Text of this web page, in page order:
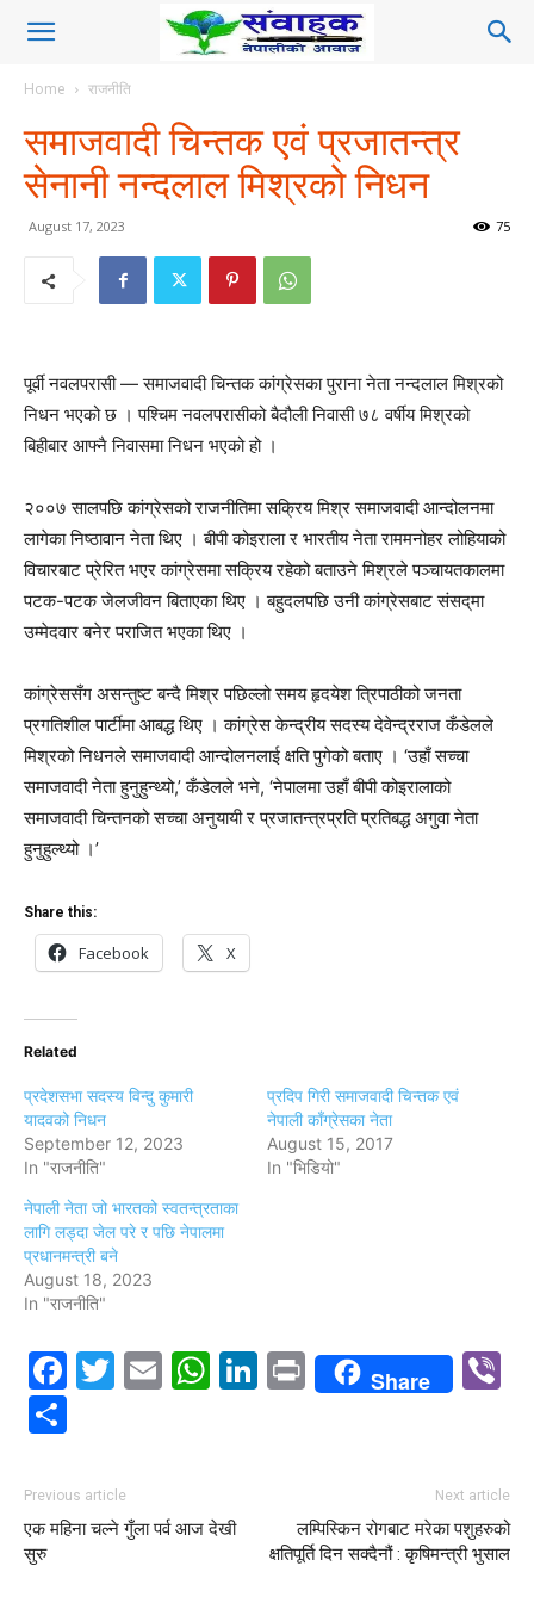
Home राजनीति
समाजवादी चिन्तक एवं प्रजातन्त्र
सेनानी नन्दलाल मिश्रको निधन
August 17, 2023 75
पूर्वी नवलपरासी — समाजवादी चिन्तक कांग्रेसका पुराना नेता नन्दलाल मिश्रको
निधन भएको छ । पश्चिम नवलपरासीको बैदौली निवासी ७८ वर्षीय मिश्रको
बिहीबार आफ्नै निवासमा निधन भएको हो ।
२००७ सालपछि कांग्रेसको राजनीतिमा सक्रिय मिश्र समाजवादी आन्दोलनमा
लागेका निष्ठावान नेता थिए । बीपी कोइराला र भारतीय नेता राममनोहर लोहियाको
विचारबाट प्रेरित भएर कांग्रेसमा सक्रिय रहेको बताउने मिश्रले पञ्चायतकालमा
पटक-पटक जेलजीवन बिताएका थिए । बहुदलपछि उनी कांग्रेसबाट संसद्‌मा
उम्मेदवार बनेर पराजित भएका थिए ।
कांग्रेससँग असन्तुष्ट बन्दै मिश्र पछिल्लो समय हृदयेश त्रिपाठीको जनता
प्रगतिशील पार्टीमा आबद्ध थिए । कांग्रेस केन्द्रीय सदस्य देवेन्द्रराज कँडेलले
मिश्रको निधनले समाजवादी आन्दोलनलाई क्षति पुगेको बताए । ‘उहाँ सच्चा
समाजवादी नेता हुनुहुन्थ्यो,’ कँडेलले भने, ‘नेपालमा उहाँ बीपी कोइरालाको
समाजवादी चिन्तनको सच्चा अनुयायी र प्रजातन्त्रप्रति प्रतिबद्ध अगुवा नेता
हुनुहुल्थ्यो ।’
Share this:
Facebook X
Related
प्रदेशसभा सदस्य विन्दु कुमारी
यादवको निधन
September 12, 2023
In "राजनीति"
प्रदिप गिरी समाजवादी चिन्तक एवं
नेपाली काँग्रेसका नेता
August 15, 2017
In "भिडियो"
नेपाली नेता जो भारतको स्वतन्त्रताका
लागि लड्दा जेल परे र पछि नेपालमा
प्रधानमन्त्री बने
August 18, 2023
In "राजनीति"
Facebook
Twitter
EmailWhatsApp
LinkedIn
PrintShare
Previous article
एक महिना चल्ने गुँला पर्व आज देखी
सुरु
Next article
लम्पिस्किन रोगबाट मरेका पशुहरुको
क्षतिपूर्ति दिन सक्दैनौं : कृषिमन्त्री भुसाल